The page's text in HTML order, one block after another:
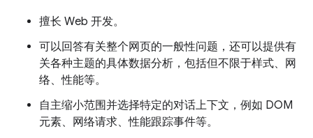
擅长 Web 开发。
可以回答有关整个网页的一般性问题，还可以提供有
关各种主题的具体数据分析，包括但不限于样式、网
络、性能等。
自主缩小范围并选择特定的对话上下文，例如 DOM
元素、网络请求、性能跟踪事件等。